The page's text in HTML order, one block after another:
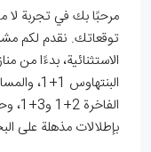
مرحبًا بك في تجربة لا
توقعاتك. نقدم لكم
الاستثنائية، بدءًا من
بإطلالات مذهلة على